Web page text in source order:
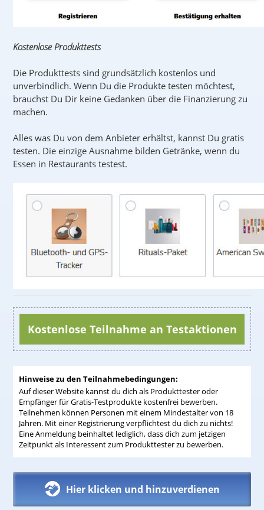
Kostenlose Produkttests
Die Produkttests sind grundsätzlich kostenlos und
unverbindlich. Wenn Du die Produkte testen möchtest,
brauchst Du Dir keine Gedanken über die Finanzierung zu
machen.
Alles was Du von dem Anbieter erhältst, kannst Du gratis
testen. Die einzige Ausnahme bilden Getränke, wenn du
Essen in Restaurants testest.
Kostenlose Teilnahme an Testaktionen
Hinweise zu den Teilnahmebedingungen:
Auf dieser Website kannst du dich als Produkttester oder
Empfänger für Gratis-Testprodukte kostenfrei bewerben.
Teilnehmen können Personen mit einem Mindestalter von 18
Jahren. Mit einer Registrierung verpflichtest du dich zu nichts!
Eine Anmeldung beinhaltet lediglich, dass dich zum jetzigen
Zeitpunkt als Interessent zum Produkttester zu bewerben.
Hier klicken und hinzuverdienen